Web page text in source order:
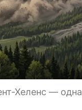
Хеленс —